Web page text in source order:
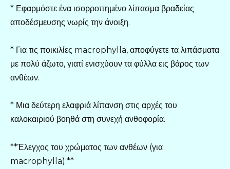
* Εφαρμόστε ένα ισορροπημένο λίπασμα βραδείας
αποδέσμευσης νωρίς την άνοιξη.
* Για τις ποικιλίες macrophylla, αποφύγετε τα λιπάσματα
με πολύ άζωτο, γιατί ενισχύουν τα φύλλα εις βάρος των
ανθέων.
* Μια δεύτερη ελαφριά λίπανση στις αρχές του
καλοκαιριού βοηθά στη συνεχή ανθοφορία.
**Έλεγχος του χρώματος των ανθέων (για
macrophylla):**